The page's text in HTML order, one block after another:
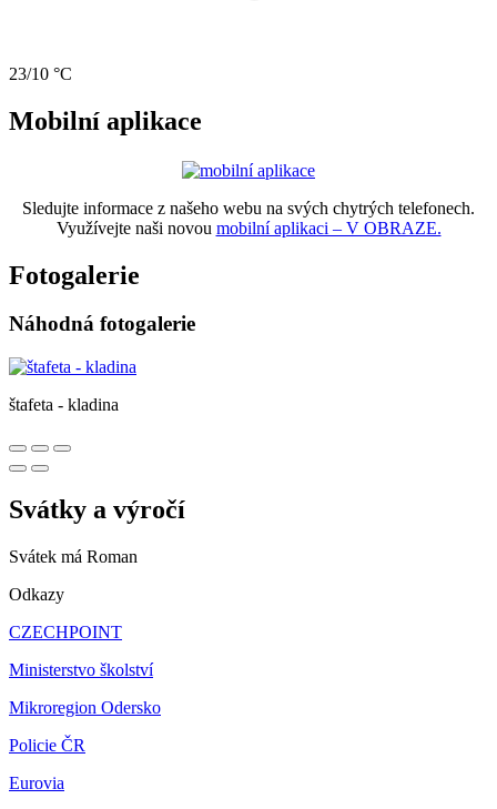
23/10 °C
Mobilní aplikace
Sledujte informace z našeho webu na svých chytrých telefonech.
Využívejte naši novou mobilní aplikaci – V OBRAZE.
Fotogalerie
Náhodná fotogalerie
štafeta - kladina
Svátky a výročí
Svátek má Roman
Odkazy
CZECHPOINT
Ministerstvo školství
Mikroregion Odersko
Policie ČR
Eurovia